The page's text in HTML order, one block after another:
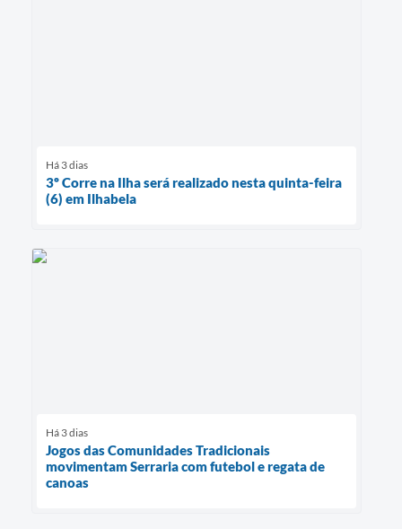
Há 3 dias
3º Corre na Ilha será realizado nesta quinta-feira
(6) em Ilhabela
Há 3 dias
Jogos das Comunidades Tradicionais
movimentam Serraria com futebol e regata de
canoas